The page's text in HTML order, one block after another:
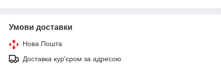
Умови доставки
Нова Пошта
Доставка кур'єром за адресою